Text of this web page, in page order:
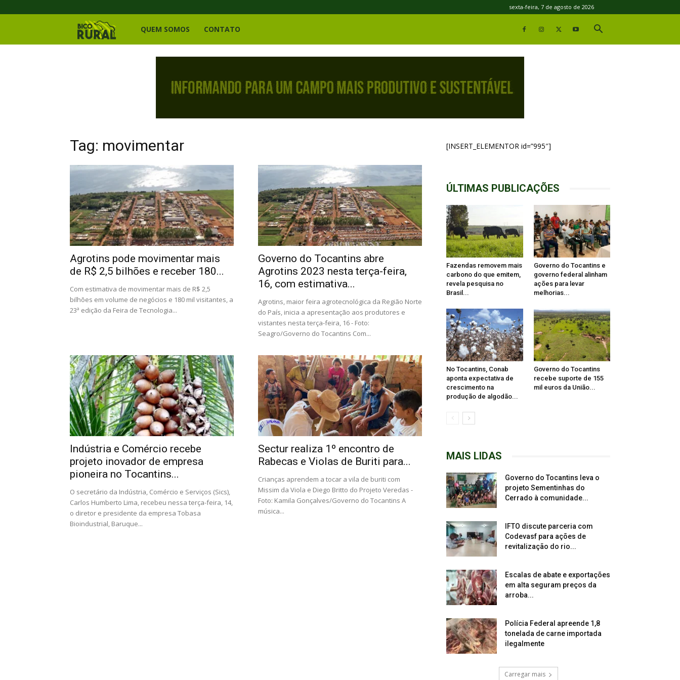
sexta-feira, 7 de agosto de 2026
Bico
QUEM SOMOS CONTATO
Tag: movimentar
Agrotins pode movimentar mais
de R$ 2,5 bilhões e receber 180...
Com estimativa de movimentar mais de R$ 2,5
bilhões em volume de negócios e 180 mil visitantes, a
23ª edição da Feira de Tecnologia...
Governo do Tocantins abre
Agrotins 2023 nesta terça-feira,
16, com estimativa...
Agrotins, maior feira agrotecnológica da Região Norte
do País, inicia a apresentação aos produtores e
vistantes nesta terça-feira, 16 - Foto:
Seagro/Governo do Tocantins Com...
Indústria e Comércio recebe
projeto inovador de empresa
pioneira no Tocantins...
O secretário da Indústria, Comércio e Serviços (Sics),
Carlos Humberto Lima, recebeu nessa terça-feira, 14,
o diretor e presidente da empresa Tobasa
Bioindustrial, Baruque...
Sectur realiza 1º encontro de
Rabecas e Violas de Buriti para...
Crianças aprendem a tocar a vila de buriti com
Missim da Viola e Diego Britto do Projeto Veredas -
Foto: Kamila Gonçalves/Governo do Tocantins A
música...
[INSERT_ELEMENTOR id=”995″]
ÚLTIMAS PUBLICAÇÕES
Fazendas removem mais
carbono do que emitem,
revela pesquisa no
Brasil...
Governo do Tocantins e
governo federal alinham
ações para levar
melhorias...
No Tocantins, Conab
aponta expectativa de
crescimento na
produção de algodão...
Governo do Tocantins
recebe suporte de 155
mil euros da União...
MAIS LIDAS
Governo do Tocantins leva o
projeto Sementinhas do
Cerrado à comunidade...
IFTO discute parceria com
Codevasf para ações de
revitalização do rio...
Escalas de abate e exportações
em alta seguram preços da
arroba...
Polícia Federal apreende 1,8
tonelada de carne importada
ilegalmente
Carregar mais